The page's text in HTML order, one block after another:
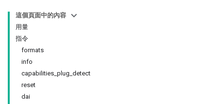
這個頁面中的內容
用量
指令
formats
info
capabilities_plug_detect
reset
dai